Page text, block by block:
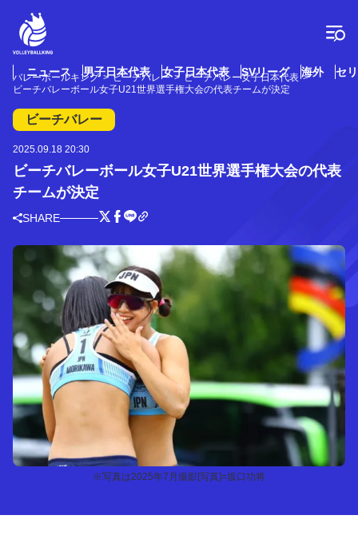
ニュース 男子日本代表 女子日本代表 SVリーグ 海外 セ
バレーボールキング ビーチバレー
ビーチバレー女子日本代表
ビーチバレーボール女子U21世界選手権大会の代表チームが決定
ビーチバレー
2025.09.18 20:30
ビーチバレーボール女子U21世界選手権大会の代表
チームが決定
SHARE
※写真は2025年7月撮影[写真]=坂口功将